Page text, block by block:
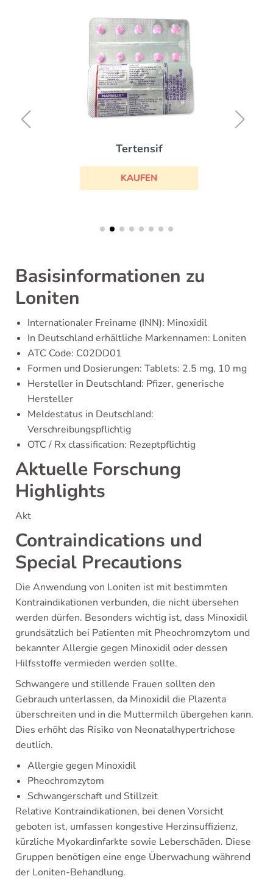
Tertensif
KAUFEN
Basisinformationen zu
Loniten
Internationaler Freiname (INN): Minoxidil
In Deutschland erhältliche Markennamen: Loniten
ATC Code: C02DD01
Formen und Dosierungen: Tablets: 2.5 mg, 10 mg
Hersteller in Deutschland: Pfizer, generische
Hersteller
Meldestatus in Deutschland:
Verschreibungspflichtig
OTC / Rx classification: Rezeptpflichtig
Aktuelle Forschung
Highlights
Akt
Contraindications und
Special Precautions
Die Anwendung von Loniten ist mit bestimmten
Kontraindikationen verbunden, die nicht übersehen
werden dürfen. Besonders wichtig ist, dass Minoxidil
grundsätzlich bei Patienten mit Pheochromzytom und
bekannter Allergie gegen Minoxidil oder dessen
Hilfsstoffe vermieden werden sollte.
Schwangere und stillende Frauen sollten den
Gebrauch unterlassen, da Minoxidil die Plazenta
überschreiten und in die Muttermilch übergehen kann.
Dies erhöht das Risiko von Neonatalhypertrichose
deutlich.
Allergie gegen Minoxidil
Pheochromzytom
Schwangerschaft und Stillzeit
Relative Kontraindikationen, bei denen Vorsicht
geboten ist, umfassen kongestive Herzinsuffizienz,
kürzliche Myokardinfarkte sowie Leberschäden. Diese
Gruppen benötigen eine enge Überwachung während
der Loniten-Behandlung.